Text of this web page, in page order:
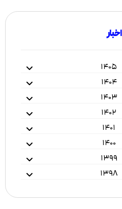
اخبار
۱۴۰۵
۱۴۰۴
۱۴۰۳
۱۴۰۲
۱۴۰۱
۱۴۰۰
۱۳۹۹
۱۳۹۸